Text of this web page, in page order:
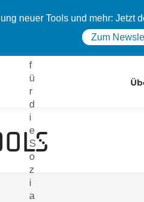
neuer Tools und mehr: Jetzt
Zum
f
ü
r
d
i
e
S
o
z
i
a